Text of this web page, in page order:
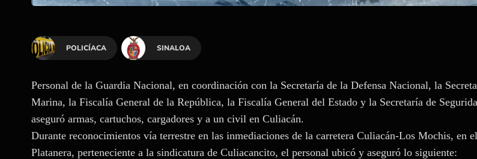
POLICÍACA SINALOA
Personal de la Guardia Nacional, en coordinación con la Secretaría de la Defensa Nacional, la
Marina, la Fiscalía General de la República, la Fiscalía General del Estado y la Secretaría de
aseguró armas, cartuchos, cargadores y a un civil en Culiacán.
Durante reconocimientos vía terrestre en las inmediaciones de la carretera Culiacán-Los Mochis, en
Platanera, perteneciente a la sindicatura de Culiacancito, el personal ubicó y aseguró lo siguiente: